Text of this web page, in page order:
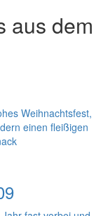
aus dem
Weihnachtsfest,
einen fleißigen